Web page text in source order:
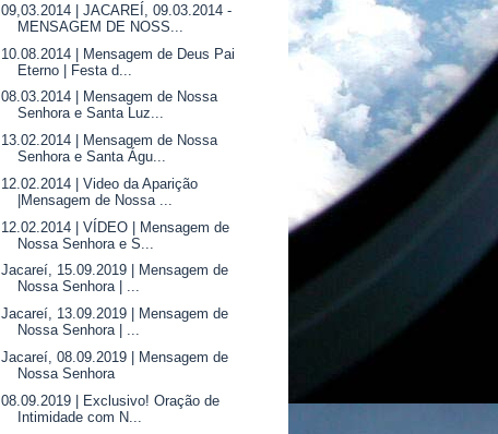
09,03.2014 | JACAREÍ, 09.03.2014 -
MENSAGEM DE NOSS...
10.08.2014 | Mensagem de Deus Pai
Eterno | Festa d...
08.03.2014 | Mensagem de Nossa
Senhora e Santa Luz...
13.02.2014 | Mensagem de Nossa
Senhora e Santa Águ...
12.02.2014 | Video da Aparição
|Mensagem de Nossa ...
12.02.2014 | VÍDEO | Mensagem de
Nossa Senhora e S...
Jacareí, 15.09.2019 | Mensagem de
Nossa Senhora | ...
Jacareí, 13.09.2019 | Mensagem de
Nossa Senhora | ...
Jacareí, 08.09.2019 | Mensagem de
Nossa Senhora
08.09.2019 | Exclusivo! Oração de
Intimidade com N...